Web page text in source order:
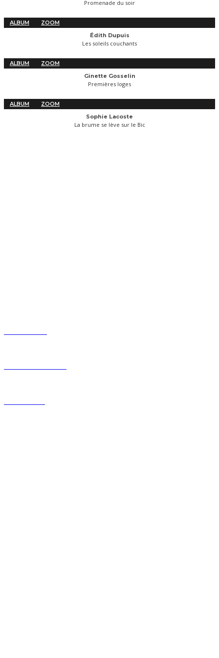
Promenade du soir
ALBUM
ZOOM
Édith Dupuis
Les soleils couchants
ALBUM
ZOOM
Ginette Gosselin
Premières loges
ALBUM
ZOOM
Sophie Lacoste
La brume se lève sur le Bic